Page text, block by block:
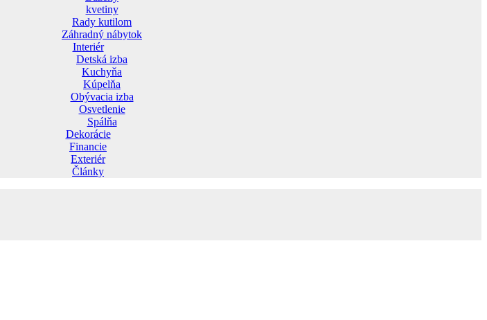
kvetiny
Rady kutilom
Záhradný nábytok
Interiér
Detská izba
Kuchyňa
Kúpelňa
Obývacia izba
Osvetlenie
Spálňa
Dekorácie
Financie
Exteriér
Články